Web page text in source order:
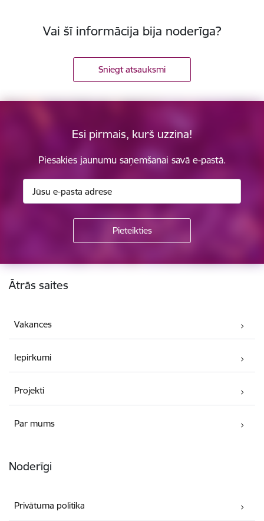
Vai šī informācija bija noderīga?
Sniegt atsauksmi
Esi pirmais, kurš uzzina!
Piesakies jaunumu saņemšanai savā e-pastā.
Kājene
Ātrās saites
Vakances
Iepirkumi
Projekti
Par mums
Noderīgi
Privātuma politika